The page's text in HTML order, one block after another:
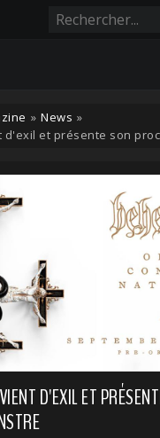
» News »
d'exil et présente son
D'EXIL ET
cookies